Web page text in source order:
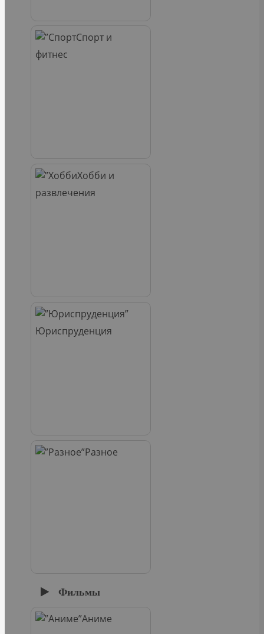
Спорт и
фитнес
Хобби и
развлечения
Юриспруденция
Разное
Фильмы
Аниме